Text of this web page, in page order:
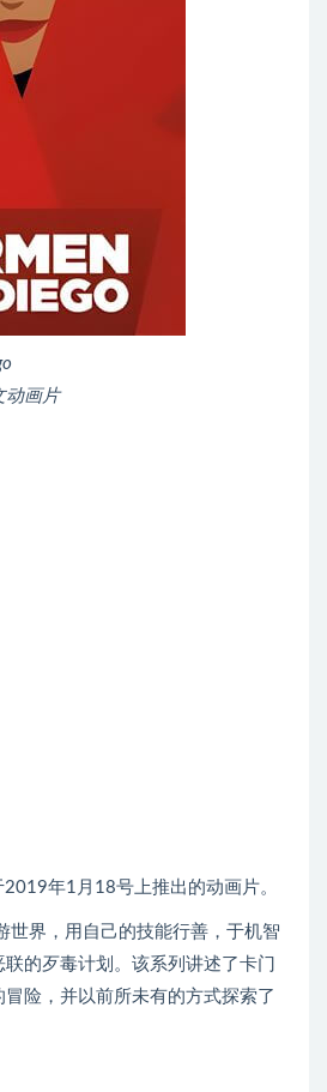
动画片
年1月18号上推出的动画片。
世界，用自己的技能行善，于机智
的歹毒计划。该系列讲述了卡门
险，并以前所未有的方式探索了